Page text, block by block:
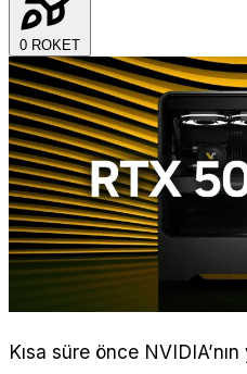
0 ROKET
Kısa süre önce